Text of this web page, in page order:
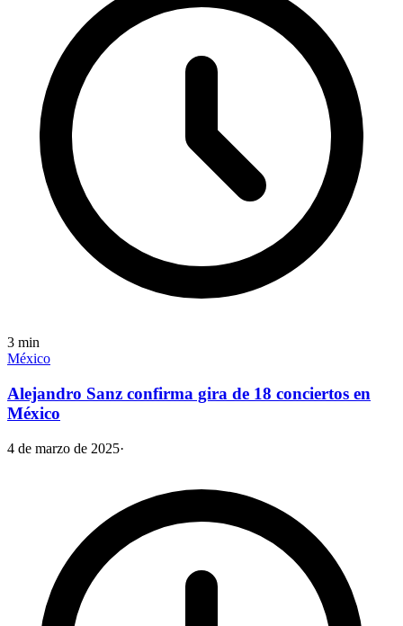
3 min
México
Alejandro Sanz confirma gira de 18 conciertos en
México
4 de marzo de 2025·